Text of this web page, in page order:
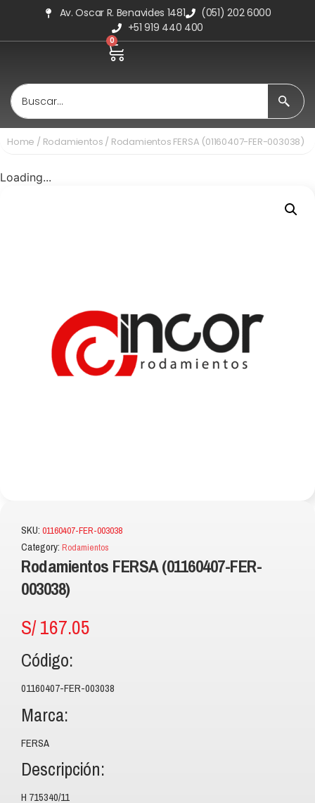
Av. Oscar R. Benavides 1481
(051) 202 6000
+51 919 440 400
0
Home / Rodamientos / Rodamientos FERSA (01160407-FER-003038)
Loading...
SKU: 01160407-FER-003038
Category: Rodamientos
Rodamientos FERSA (01160407-FER-
003038)
S/167.05
Código:
01160407-FER-003038
Marca:
FERSA
Descripción:
H 715340/11